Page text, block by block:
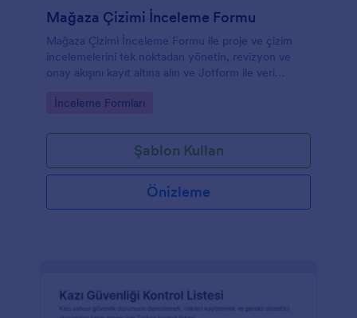
Mağaza Çizimi İnceleme Formu
Mağaza Çizimi İnceleme Formu ile proje ve çizim
incelemelerini tek noktadan yönetin, revizyon ve
onay akışını kayıt altına alın ve Jotform ile veri
Go to Category:
İnceleme Formları
Şablon Kullan
Önizleme